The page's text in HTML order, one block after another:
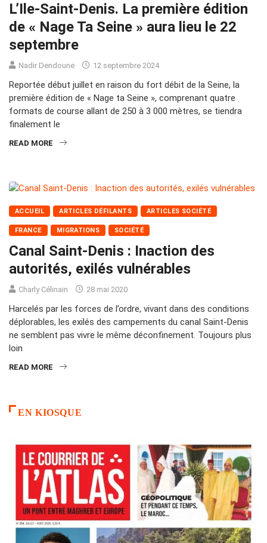
L’Ile-Saint-Denis. La première édition
de « Nage Ta Seine » aura lieu le 22
septembre
Nadir Dendoune 12 septembre 2024
Reportée début juillet en raison du fort débit de la Seine, la
première édition de « Nage ta Seine », comprenant quatre
formats de course allant de 250 à 3 000 mètres, se tiendra
finalement le
READ MORE
ACCUEIL ARTICLES DÉFILANTS ARTICLES SOCIÉTÉ
FRANCE MIGRATIONS SOCIÉTÉ
Canal Saint-Denis : Inaction des
autorités, exilés vulnérables
Charly Célinain 28 mai 2020
Harcelés par les forces de l’ordre, vivant dans des conditions
déplorables, les exilés des campements du canal Saint-Denis
ne semblent pas vivre le même déconfinement. Toujours plus
loin
READ MORE
EN KIOSQUE